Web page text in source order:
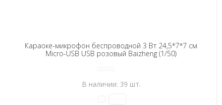
Караоке-микрофон беспроводной 3 Вт 24,5*7*7 см
Micro-USB USB розовый Baizheng (1/50)
В наличии: 39 шт.